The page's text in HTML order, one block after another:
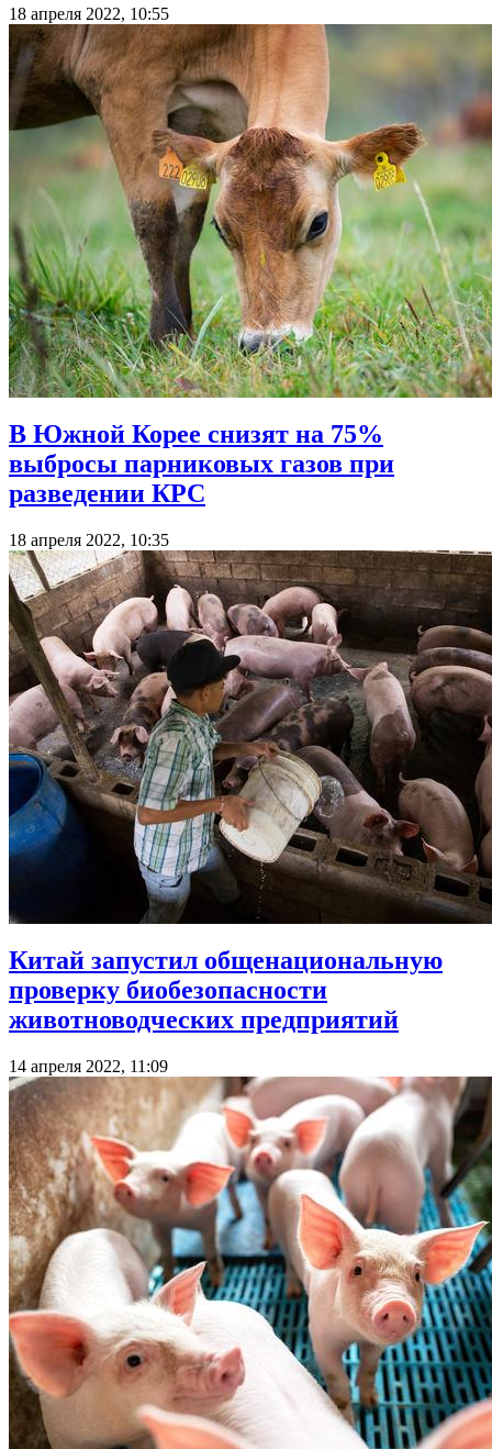
18 апреля 2022, 10:55
В Южной Корее снизят на 75%
выбросы парниковых газов при
разведении КРС
18 апреля 2022, 10:35
Китай запустил общенациональную
проверку биобезопасности
животноводческих предприятий
14 апреля 2022, 11:09